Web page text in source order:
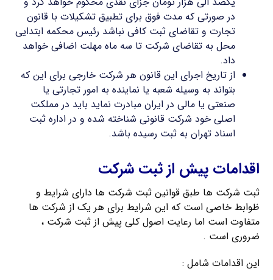
در صورتی که مدت فوق برای تطبیق تشکیلات با قانون
تجارت و تقاضای ثبت کافی نباشد رئیس محکمه ابتدایی
محل به تقاضای شرکت تا سه ماه مهلت اضافی خواهد
داد.
از تاریخ اجرای این قانون هر شرکت خارجی برای این که
بتواند به وسیله شعبه یا نماینده به امور تجارتی یا
صنعتی یا مالی در ایران مبادرت نماید باید در مملکت
اصلی خود شرکت قانونی شناخته شده و در اداره ثبت
اسناد تهران به ثبت رسیده باشد.
اقدامات پیش از ثبت شرکت
ثبت شرکت ها طبق قوانین ثبت شرکت ها دارای شرایط و
ظوابط خاصی است که این شرایط برای هر یک از شرکت ها
متفاوت است اما رعایت اصول کلی پیش از ثبت شرکت ،
ضروری است .
این اقدامات شامل :